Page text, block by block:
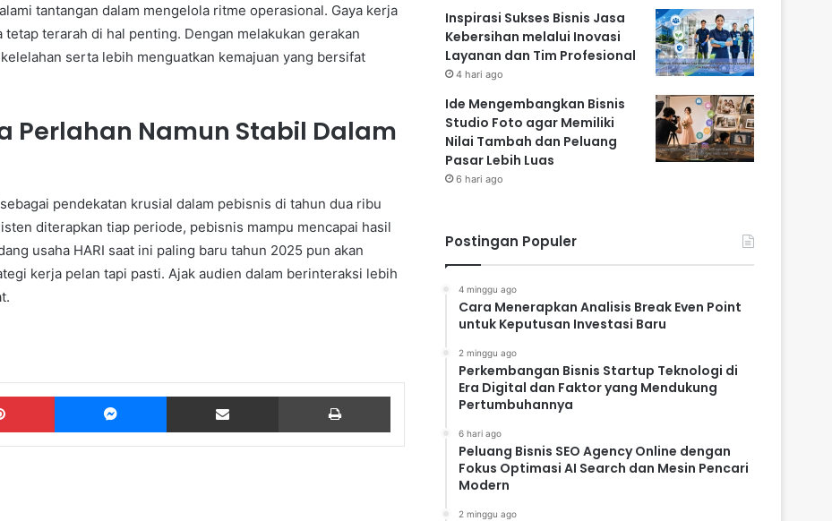
tantangan dalam mengelola ritme operasional. Gaya kerja
terarah di hal penting. Dengan melakukan gerakan
serta lebih menguatkan kemajuan yang bersifat
Perlahan Namun Stabil Dalam
pendekatan krusial dalam pebisnis di tahun dua ribu
diterapkan tiap periode, pebisnis mampu mencapai hasil
usaha HARI saat ini paling baru tahun 2025 pun akan
kerja pelan tapi pasti. Ajak audien dalam berinteraksi lebih
Pinterest Messenger Share via Email
Inspirasi Sukses Bisnis Jasa
Kebersihan melalui Inovasi
Layanan dan Tim Profesional
4 hari ago
Ide Mengembangkan Bisnis
Studio Foto agar Memiliki
Nilai Tambah dan Peluang
Pasar Lebih Luas
6 hari ago
Postingan Populer
4 minggu ago
Cara Menerapkan Analisis Break Even Point
untuk Keputusan Investasi Baru
2 minggu ago
Perkembangan Bisnis Startup Teknologi di
Era Digital dan Faktor yang Mendukung
Pertumbuhannya
6 hari ago
Peluang Bisnis SEO Agency Online dengan
Fokus Optimasi AI Search dan Mesin Pencari
Modern
2 minggu ago